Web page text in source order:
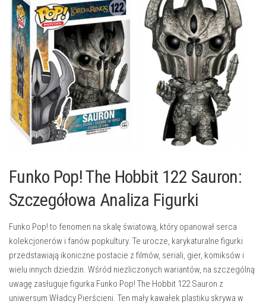
Funko Pop! The Hobbit 122 Sauron:
Szczegółowa Analiza Figurki
Funko Pop! to fenomen na skalę światową, który opanował serca
kolekcjonerów i fanów popkultury. Te urocze, karykaturalne figurki
przedstawiają ikoniczne postacie z filmów, seriali, gier, komiksów i
wielu innych dziedzin. Wśród niezliczonych wariantów, na szczególną
uwagę zasługuje figurka Funko Pop! The Hobbit 122 Sauron z
uniwersum Władcy Pierścieni. Ten mały kawałek plastiku skrywa w